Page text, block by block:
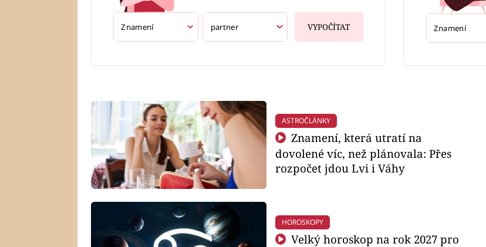
VYPOČÍTAT
ASTROČLÁNKY
Znamení, která utratí na
dovolené víc, než plánovala: Přes
rozpočet jdou Lvi i Váhy
HOROSKOPY
Velký horoskop na rok 2027 pro